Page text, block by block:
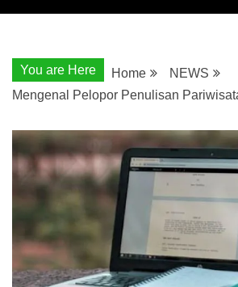
You are Here Home
NEWS
Mengenal Pelopor Penulisan